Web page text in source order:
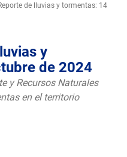
de lluvias y tormentas: 14
y
de 2024
y Recursos Naturales
en el territorio